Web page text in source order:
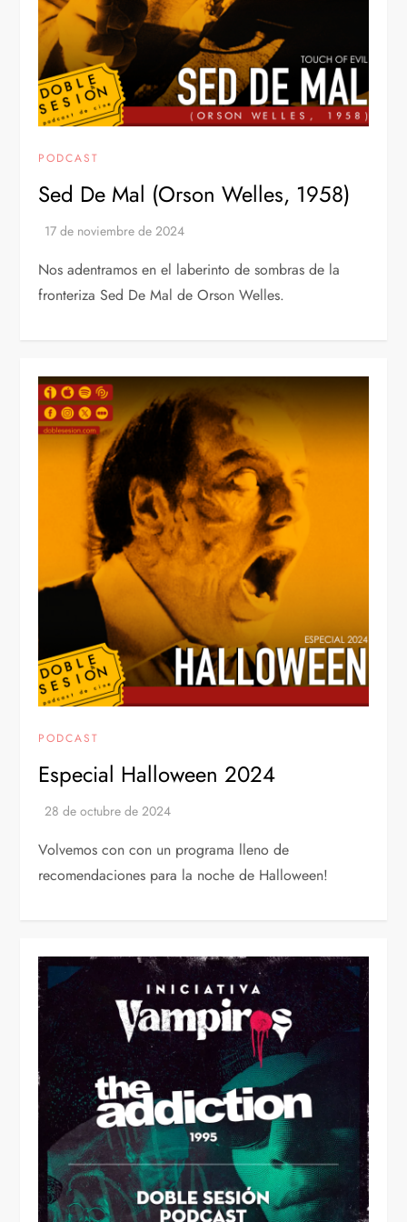
PODCAST
Sed De Mal (Orson Welles, 1958)
Nos adentramos en el laberinto de sombras de la
fronteriza Sed De Mal de Orson Welles.
PODCAST
Especial Halloween 2024
Volvemos con con un programa lleno de
recomendaciones para la noche de Halloween!